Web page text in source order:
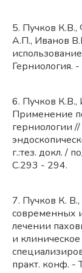
5. Пучков
А.П., Иванов
Герниология.
6. Пучков К.В.,
Применение
герниологии
г.:тез. докл. /
С.293 - 294.
7. Пучков К.
современных
лечении
и
практ. конф. -